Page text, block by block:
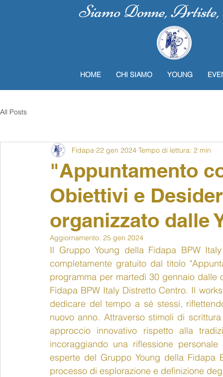
Siamo Donne,
HOME CHI SIAMO YOUNG
All Posts
"Appuntamento
Obiettivi e
organizzato dalle
Fidapa 22 gen 2024 Tempo di lettura: 2 min
Aggiornamento: 25 gen 2024
Il Gruppo Young della Fidapa BPW
completamente gratuito dal titolo
programma per martedì 30 gennaio dalle
Fidapa BPW Italy Distretto Centro. Il
dedicare del tempo a sé stessi,
nuovo anno. Attraverso stimoli di
approccio innovativo rispetto alla
incoraggiando una riflessione
esperte del Gruppo Young della Fidapa
processo di esplorazione e definizione